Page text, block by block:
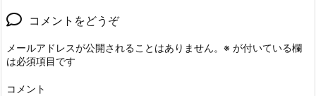
コメントをどうぞ
メールアドレスが公開されることはありません。 ※ が付いている欄
は必須項目です
コメント